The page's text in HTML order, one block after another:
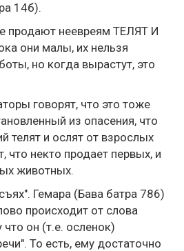
14б).
продают неевреям ТЕЛЯТ И
они малы, их нельзя
но когда вырастут, это
говорят, что это тоже
из опасения, что
телят и ослят от взрослых
что некто продает первых, и
животных.
Гемара (Бава батра 786)
происходит от слова
что он (т.е. осленок)
То есть, ему достаточно